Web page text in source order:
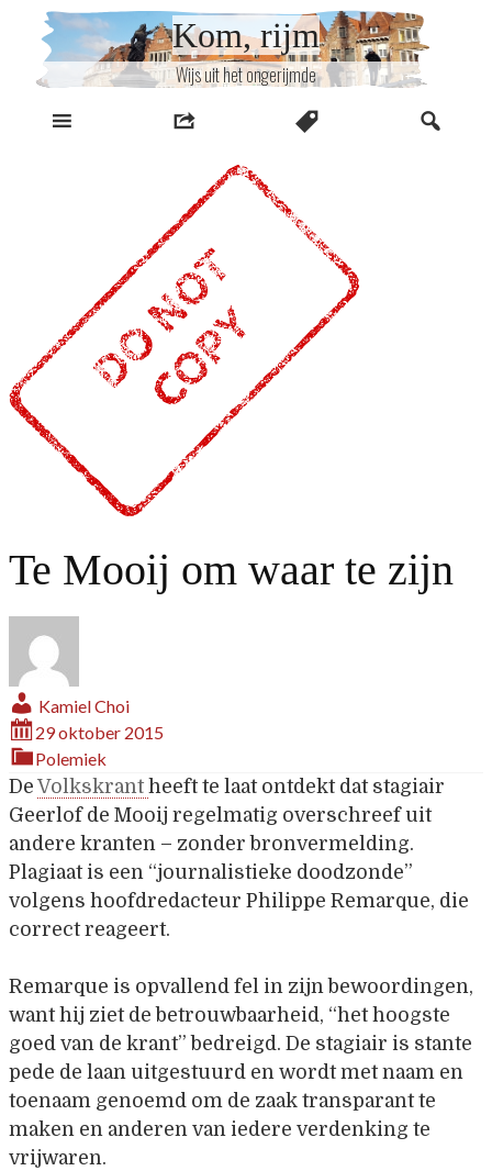
inhoud
Kom, rijm
Wijs uit het ongerijmde
Te Mooij om waar te zijn
Kamiel Choi
29 oktober 2015
Polemiek
De Volkskrant heeft te laat ontdekt dat stagiair
Geerlof de Mooij regelmatig overschreef uit
andere kranten – zonder bronvermelding.
Plagiaat is een “journalistieke doodzonde”
volgens hoofdredacteur Philippe Remarque, die
correct reageert.
Remarque is opvallend fel in zijn bewoordingen,
want hij ziet de betrouwbaarheid, “het hoogste
goed van de krant” bedreigd. De stagiair is stante
pede de laan uitgestuurd en wordt met naam en
toenaam genoemd om de zaak transparant te
maken en anderen van iedere verdenking te
vrijwaren.